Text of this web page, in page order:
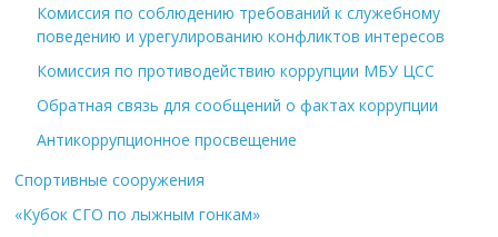
Комиссия по соблюдению требований к служебному
поведению и урегулированию конфликтов интересов
Комиссия по противодействию коррупции МБУ ЦСС
Обратная связь для сообщений о фактах коррупции
Антикоррупционное просвещение
Спортивные сооружения
«Кубок СГО по лыжным гонкам»